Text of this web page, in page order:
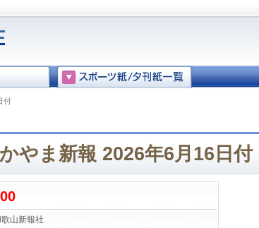
付
やま新報 2026年6月16日付
山新報社